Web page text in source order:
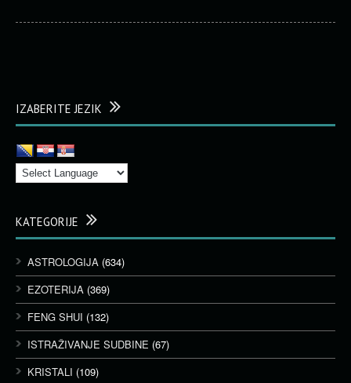
IZABERITE JEZIK
KATEGORIJE
ASTROLOGIJA (634)
EZOTERIJA (369)
FENG SHUI (132)
ISTRAŽIVANJE SUDBINE (67)
KRISTALI (109)